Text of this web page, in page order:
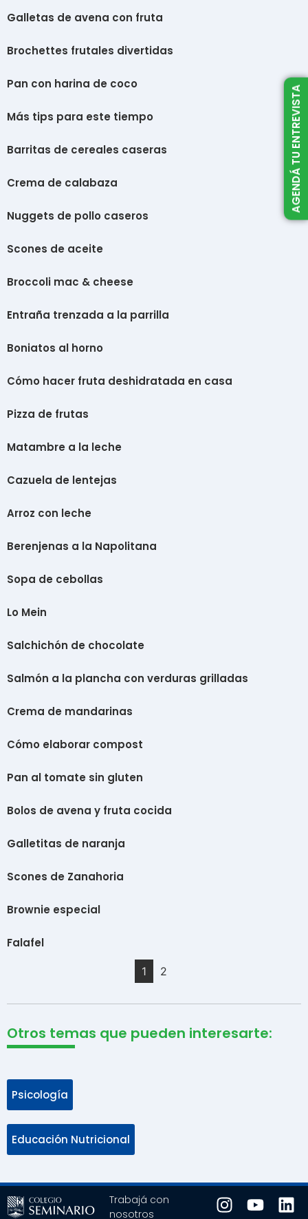
Galletas de avena con fruta
Brochettes frutales divertidas
Pan con harina de coco
Más tips para este tiempo
Barritas de cereales caseras
Crema de calabaza
Nuggets de pollo caseros
Scones de aceite
Broccoli mac & cheese
Entraña trenzada a la parrilla
Boniatos al horno
Cómo hacer fruta deshidratada en casa
Pizza de frutas
Matambre a la leche
Cazuela de lentejas
Arroz con leche
Berenjenas a la Napolitana
Sopa de cebollas
Lo Mein
Salchichón de chocolate
Salmón a la plancha con verduras grilladas
Crema de mandarinas
Cómo elaborar compost
Pan al tomate sin gluten
Bolos de avena y fruta cocida
Galletitas de naranja
Scones de Zanahoria
Brownie especial
Falafel
1 2
Otros temas que pueden interesarte:
Psicología
Educación Nutricional
AGENDÁ TU ENTREVISTA
Trabajá con
nosotros